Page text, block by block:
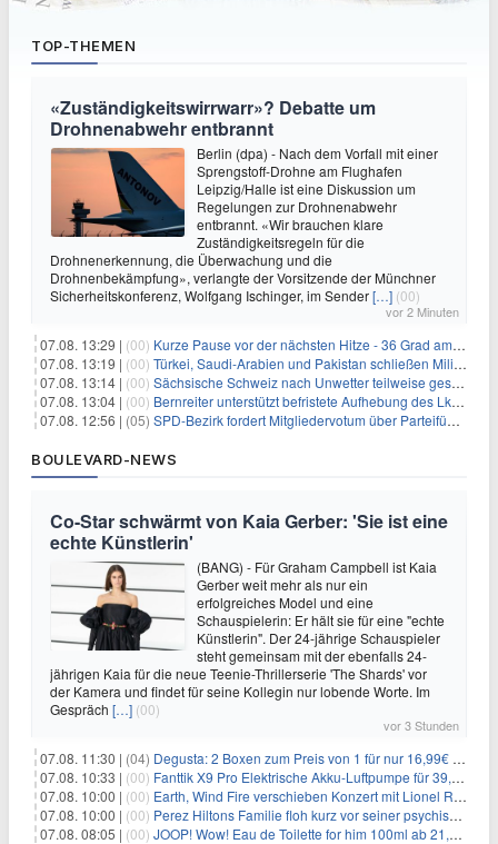
TOP-THEMEN
«Zuständigkeitswirrwarr»? Debatte um
Drohnenabwehr entbrannt
Berlin (dpa) - Nach dem Vorfall mit einer
Sprengstoff-Drohne am Flughafen
Leipzig/Halle ist eine Diskussion um
Regelungen zur Drohnenabwehr
entbrannt. «Wir brauchen klare
Zuständigkeitsregeln für die
Drohnenerkennung, die Überwachung und die
Drohnenbekämpfung», verlangte der Vorsitzende der Münchner
Sicherheitskonferenz, Wolfgang Ischinger, im Sender[…] (00)
vor 2 Minuten
07.08. 13:29 | (00) Kurze Pause vor der nächsten Hitze - 36 Grad am Wochenende
07.08. 13:19 | (00) Türkei, Saudi-Arabien und Pakistan schließen Militärpakt
07.08. 13:14 | (00) Sächsische Schweiz nach Unwetter teilweise gesperrt
07.08. 13:04 | (00) Bernreiter unterstützt befristete Aufhebung des Lkw-Fahrverbots
07.08. 12:56 | (05) SPD-Bezirk fordert Mitgliedervotum über Parteiführung
BOULEVARD-NEWS
Co-Star schwärmt von Kaia Gerber: 'Sie ist eine
echte Künstlerin'
(BANG) - Für Graham Campbell ist Kaia
Gerber weit mehr als nur ein
erfolgreiches Model und eine
Schauspielerin: Er hält sie für eine "echte
Künstlerin". Der 24-jährige Schauspieler
steht gemeinsam mit der ebenfalls 24-
jährigen Kaia für die neue Teenie-Thrillerserie 'The Shards' vor
der Kamera und findet für seine Kollegin nur lobende Worte. Im
Gespräch […] (00)
vor 3 Stunden
07.08. 11:30 | (04) Degusta: 2 Boxen zum Preis von 1 für nur 16,99€ inkl. Versand
07.08. 10:33 | (00) Fanttik X9 Pro Elektrische Akku-Luftpumpe für 39,99€
07.08. 10:00 | (00) Earth, Wind Fire verschieben Konzert mit Lionel Richie nach medizinischem Notfall
07.08. 10:00 | (00) Perez Hiltons Familie floh kurz vor seiner psychischen Krise aus dem Haus
07.08. 08:05 | (00) JOOP! Wow! Eau de Toilette for him 100ml ab 21,84€ im Sparabo